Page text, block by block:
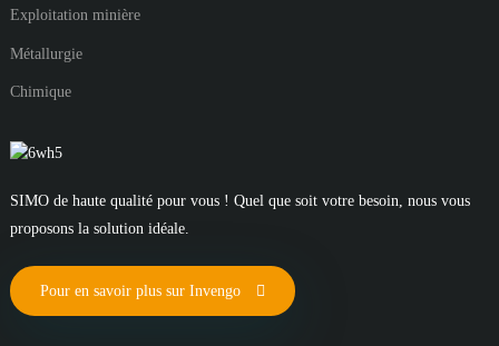
Exploitation minière
Métallurgie
Chimique
SIMO de haute qualité pour vous ! Quel que soit votre besoin, nous vous
proposons la solution idéale.
Pour en savoir plus sur Invengo